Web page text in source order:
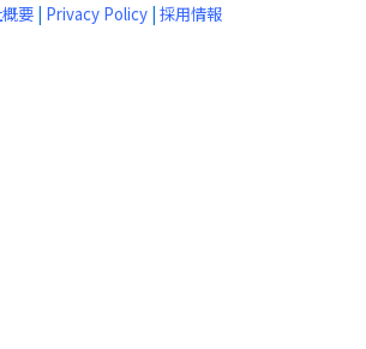
要 | Privacy Policy |採用情報